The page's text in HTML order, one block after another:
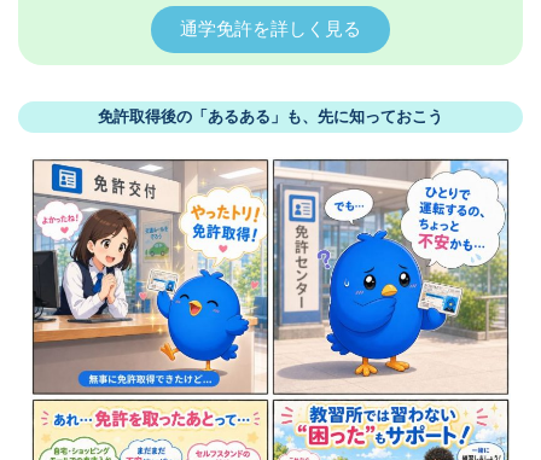
通学免許を詳しく見る
免許取得後の「あるある」も、先に知っておこう